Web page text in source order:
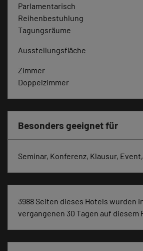
Parlamentarisch
Reihenbestuhlung
Tagungsräume
Ausstellungsfläche
Zimmer
Doppelzimmer
Besonders geeignet für
Seminar, Konferenz, Klausur,
3988 Seiten dieses Hotels wurden
vergangenen 30 Tagen auf diesem